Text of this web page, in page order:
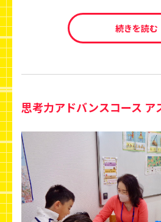
続きを読む
思考力アドバンスコース ア